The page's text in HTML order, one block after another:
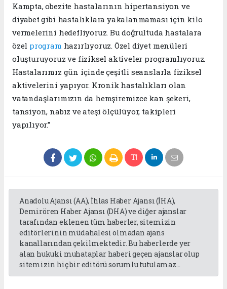
Kampta, obezite hastalarının hipertansiyon ve
diyabet gibi hastalıklara yakalanmaması için kilo
vermelerini hedefliyoruz. Bu doğrultuda hastalara
özel program hazırlıyoruz. Özel diyet menüleri
oluşturuyoruz ve fiziksel aktiveler programlıyoruz.
Hastalarımız gün içinde çeşitli seanslarla fiziksel
aktivelerini yapıyor. Kronik hastalıkları olan
vatandaşlarımızın da hemşiremizce kan şekeri,
tansiyon, nabız ve ateşi ölçülüyor, takipleri
yapılıyor.”
Anadolu Ajansı (AA), İhlas Haber Ajansı (İHA),
Demirören Haber Ajansı (DHA) ve diğer ajanslar
tarafından eklenen tüm haberler, sitemizin
editörlerinin müdahalesi olmadan ajans
kanallarından çekilmektedir. Bu haberlerde yer
alan hukuki muhataplar haberi geçen ajanslar olup
sitemizin hiç bir editörü sorumlu tutulamaz...